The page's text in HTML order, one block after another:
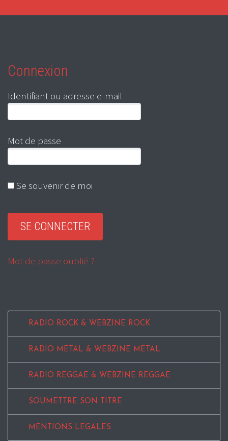
Connexion
Identifiant ou adresse e-mail
Mot de passe
Se souvenir de moi
Mot de passe oublié ?
RADIO ROCK & WEBZINE ROCK
RADIO METAL & WEBZINE METAL
RADIO REGGAE & WEBZINE REGGAE
SOUMETTRE SON TITRE
MENTIONS LEGALES